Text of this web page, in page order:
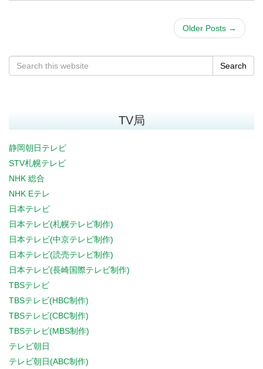
Older Posts →
Search
TV局
静岡朝日テレビ
STV札幌テレビ
NHK 総合
NHK Eテレ
日本テレビ
日本テレビ(札幌テレビ制作)
日本テレビ(中京テレビ制作)
日本テレビ(読売テレビ制作)
日本テレビ(長崎国際テレビ制作)
TBSテレビ
TBSテレビ(HBC制作)
TBSテレビ(CBC制作)
TBSテレビ(MBS制作)
テレビ朝日
テレビ朝日(ABC制作)